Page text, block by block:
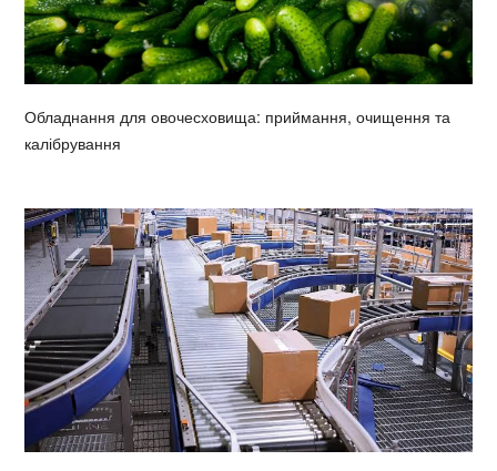
Обладнання для овочесховища: приймання, очищення та
калібрування